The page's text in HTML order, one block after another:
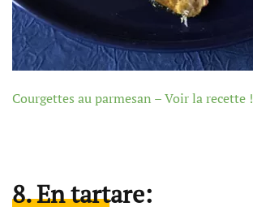
Courgettes au parmesan – Voir la recette !
8. En tartare: